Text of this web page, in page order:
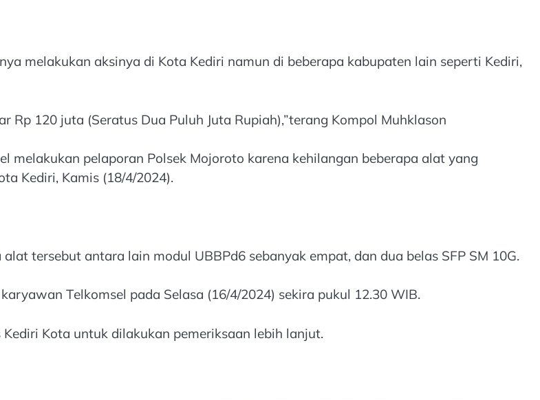
melakukan aksinya di Kota Kediri namun di beberapa kabupaten lain seperti Kediri,
Rp 120 juta (Seratus Dua Puluh Juta Rupiah),”terang Kompol Muhklason
melakukan pelaporan Polsek Mojoroto karena kehilangan beberapa alat yang
Kediri, Kamis (18/4/2024).
tersebut antara lain modul UBBPd6 sebanyak empat, dan dua belas SFP SM 10G.
Telkomsel pada Selasa (16/4/2024) sekira pukul 12.30 WIB.
Kota untuk dilakukan pemeriksaan lebih lanjut.